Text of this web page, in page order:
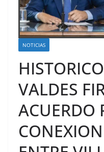
NOTICIAS
VALDES
ACUERDO